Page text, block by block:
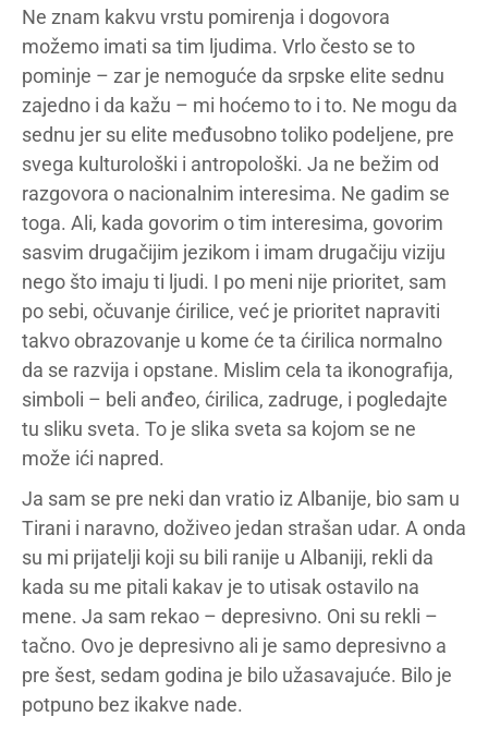
Ne znam kakvu vrstu pomirenja i dogovora
možemo imati sa tim ljudima. Vrlo često se to
pominje – zar je nemoguće da srpske elite sednu
zajedno i da kažu – mi hoćemo to i to. Ne mogu da
sednu jer su elite međusobno toliko podeljene, pre
svega kulturološki i antropološki. Ja ne bežim od
razgovora o nacionalnim interesima. Ne gadim se
toga. Ali, kada govorim o tim interesima, govorim
sasvim drugačijim jezikom i imam drugačiju viziju
nego što imaju ti ljudi. I po meni nije prioritet, sam
po sebi, očuvanje ćirilice, već je prioritet napraviti
takvo obrazovanje u kome će ta ćirilica normalno
da se razvija i opstane. Mislim cela ta ikonografija,
simboli – beli anđeo, ćirilica, zadruge, i pogledajte
tu sliku sveta. To je slika sveta sa kojom se ne
može ići napred.
Ja sam se pre neki dan vratio iz Albanije, bio sam u
Tirani i naravno, doživeo jedan strašan udar. A onda
su mi prijatelji koji su bili ranije u Albaniji, rekli da
kada su me pitali kakav je to utisak ostavilo na
mene. Ja sam rekao – depresivno. Oni su rekli –
tačno. Ovo je depresivno ali je samo depresivno a
pre šest, sedam godina je bilo užasavajuće. Bilo je
potpuno bez ikakve nade.